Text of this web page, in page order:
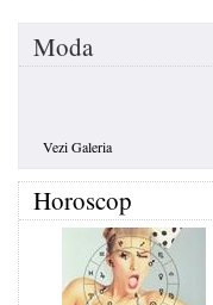
Moda
Vezi Galeria
Horoscop